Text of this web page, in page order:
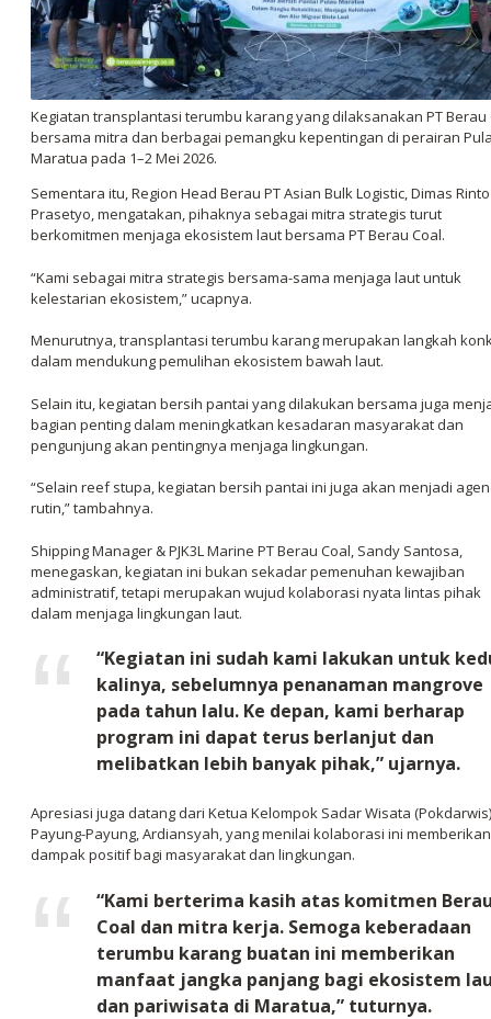
Kegiatan transplantasi terumbu karang yang dilaksanakan PT Berau
bersama mitra dan berbagai pemangku kepentingan di perairan
Maratua pada 1–2 Mei 2026.
Sementara itu, Region Head Berau PT Asian Bulk Logistic, Dimas Rinto
Prasetyo, mengatakan, pihaknya sebagai mitra strategis turut
berkomitmen menjaga ekosistem laut bersama PT Berau Coal.
“Kami sebagai mitra strategis bersama-sama menjaga laut untuk
kelestarian ekosistem,” ucapnya.
Menurutnya, transplantasi terumbu karang merupakan langkah
dalam mendukung pemulihan ekosistem bawah laut.
Selain itu, kegiatan bersih pantai yang dilakukan bersama juga
bagian penting dalam meningkatkan kesadaran masyarakat dan
pengunjung akan pentingnya menjaga lingkungan.
“Selain reef stupa, kegiatan bersih pantai ini juga akan menjadi
rutin,” tambahnya.
Shipping Manager & PJK3L Marine PT Berau Coal, Sandy Santosa,
menegaskan, kegiatan ini bukan sekadar pemenuhan kewajiban
administratif, tetapi merupakan wujud kolaborasi nyata lintas pihak
dalam menjaga lingkungan laut.
“Kegiatan ini sudah kami lakukan untuk
kalinya, sebelumnya penanaman mangrove
pada tahun lalu. Ke depan, kami berharap
program ini dapat terus berlanjut dan
melibatkan lebih banyak pihak,” ujarnya.
Apresiasi juga datang dari Ketua Kelompok Sadar Wisata (Pokdarwis)
Payung-Payung, Ardiansyah, yang menilai kolaborasi ini memberikan
dampak positif bagi masyarakat dan lingkungan.
“Kami berterima kasih atas komitmen
Coal dan mitra kerja. Semoga keberadaan
terumbu karang buatan ini memberikan
manfaat jangka panjang bagi ekosistem
dan pariwisata di Maratua,” tuturnya.